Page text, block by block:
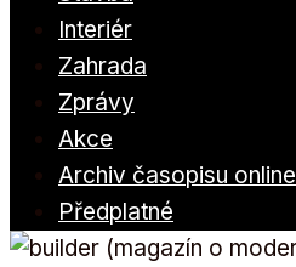
Interiér
Zahrada
Zprávy
Akce
Archiv časopisu online
Předplatné